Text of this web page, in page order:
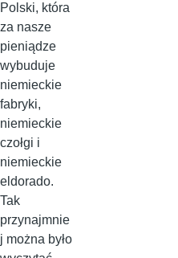
Polski, która
za nasze
pieniądze
wybuduje
niemieckie
fabryki,
niemieckie
czołgi i
niemieckie
eldorado.
Tak
przynajmnie
j można było